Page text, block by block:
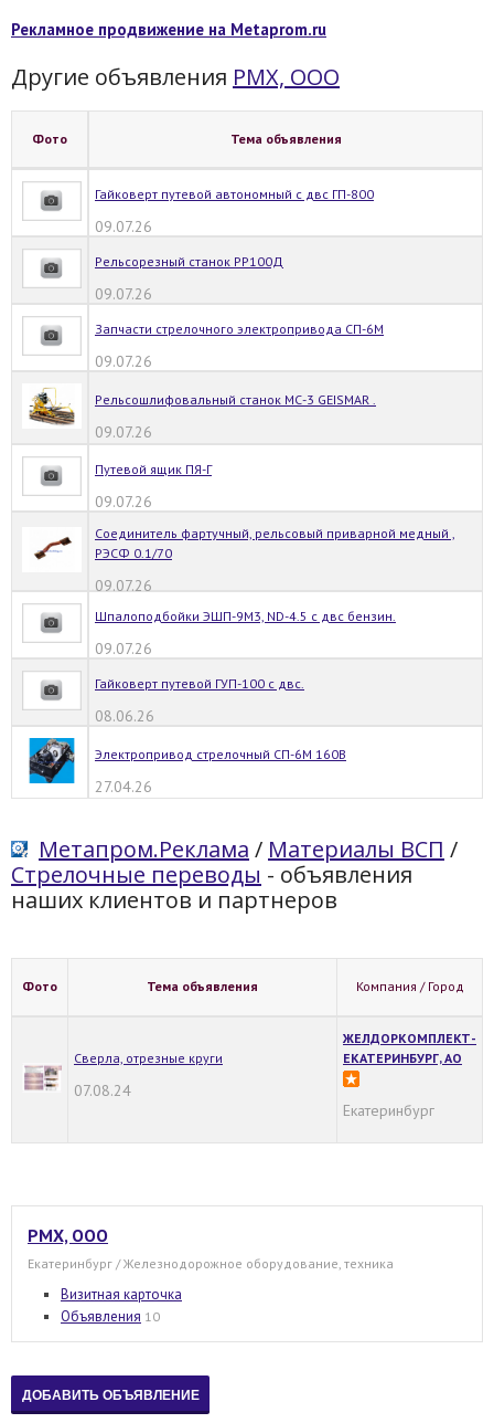
Рекламное продвижение на Metaprom.ru
Другие объявления РМХ, ООО
Фото Тема объявления
Гайковерт путевой автономный с двс ГП-800
09.07.26
Рельсорезный станок РР100Д
09.07.26
Запчасти стрелочного электропривода СП-6М
09.07.26
Рельсошлифовальный станок МС-3 GEISMAR .
09.07.26
Путевой ящик ПЯ-Г
09.07.26
Соединитель фартучный, рельсовый приварной медный ,
РЭСФ 0.1/70
09.07.26
Шпалоподбойки ЭШП-9М3, ND-4.5 с двс бензин.
09.07.26
Гайковерт путевой ГУП-100 с двс.
08.06.26
Электропривод стрелочный СП-6М 160В
27.04.26
Метапром.Реклама / Материалы ВСП /
Стрелочные переводы - объявления
наших клиентов и партнеров
Фото Тема объявления Компания / Город
Сверла, отрезные круги
07.08.24
ЖЕЛДОРКОМПЛЕКТ-
ЕКАТЕРИНБУРГ, АО
Екатеринбург
РМХ, ООО
Екатеринбург / Железнодорожное оборудование, техника
Визитная карточка
Объявления 10